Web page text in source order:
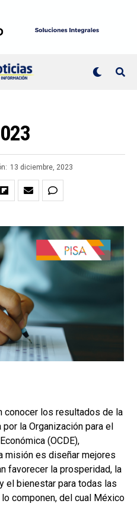
13 diciembre, 2023
conocer los resultados de la
la Organización para el
(OCDE),
misión es diseñar mejores
favorecer la prosperidad, la
el bienestar para todas las
componen, del cual México